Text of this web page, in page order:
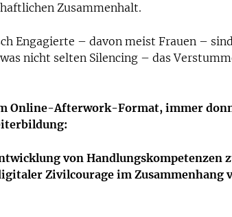
Zusammenhalt.
Engagierte – davon meist Frauen –
nicht selten Silencing – das
Online-Afterwork-Format, immer
von Handlungskompetenzen
Zivilcourage im Zusammenhang